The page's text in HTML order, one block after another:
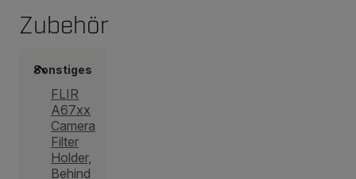
Zubehör
Sonstiges
FLIR
A67xx
Camera
Filter
Holder,
Behind